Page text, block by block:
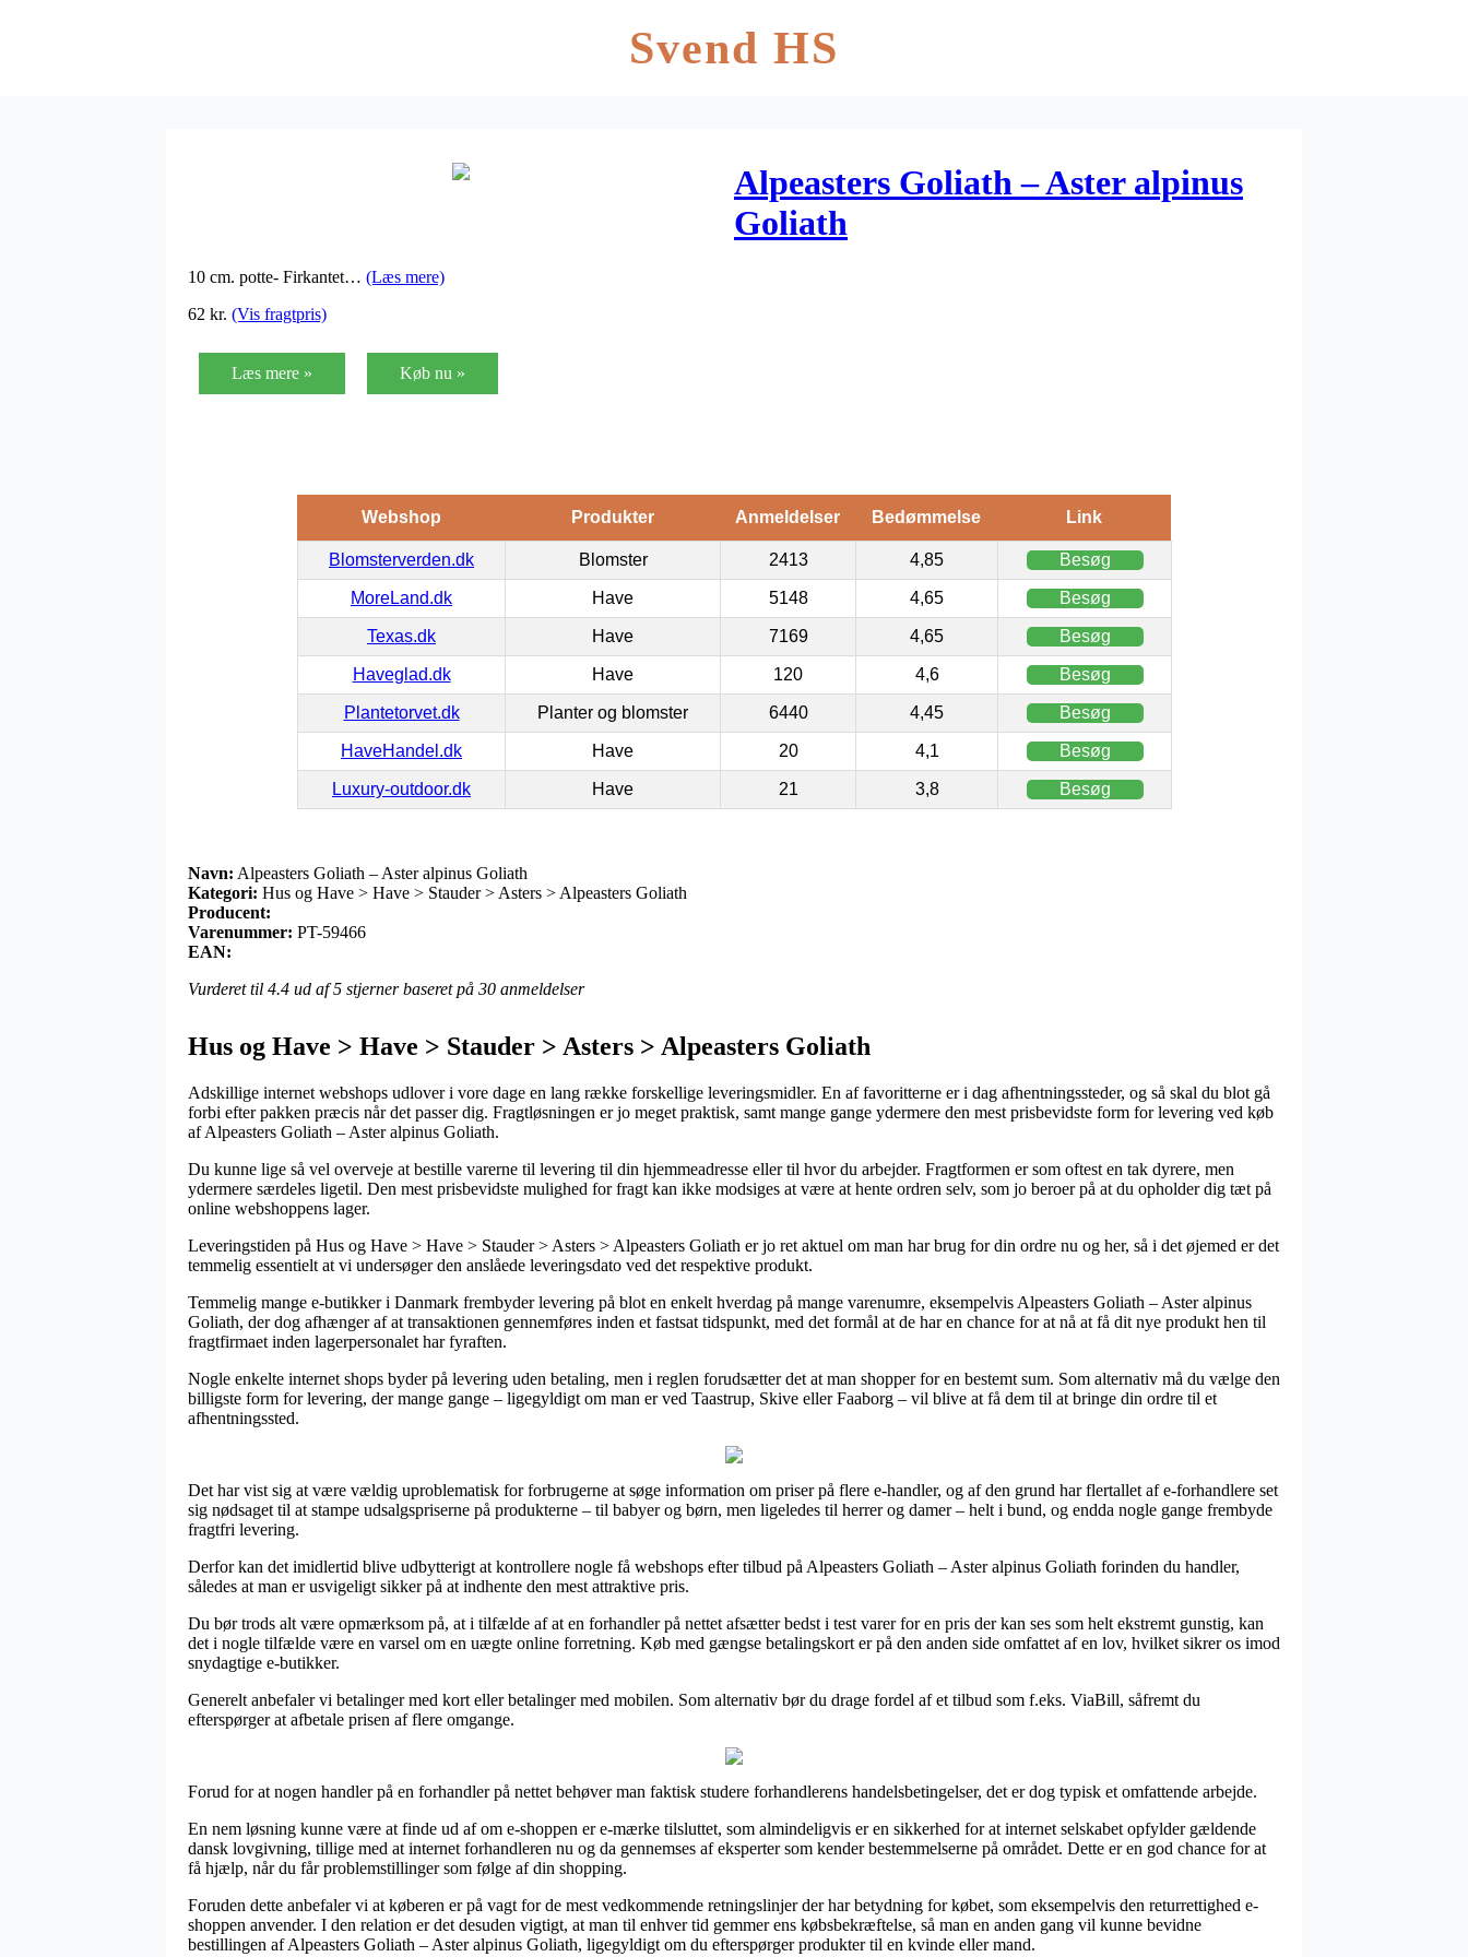
Svend HS
Alpeasters Goliath – Aster alpinus
Goliath
10 cm. potte- Firkantet… (Læs mere)
62 kr. (Vis fragtpris)
Læs mere » Køb nu »
Webshop Produkter Anmeldelser Bedømmelse Link
Blomsterverden.dk Blomster 2413 4,85 Besøg
MoreLand.dk Have 5148 4,65 Besøg
Texas.dk Have 7169 4,65 Besøg
Haveglad.dk Have 120 4,6 Besøg
Plantetorvet.dk Planter og blomster 6440 4,45 Besøg
HaveHandel.dk Have 20 4,1 Besøg
Luxury-outdoor.dk Have 21 3,8 Besøg
Navn: Alpeasters Goliath – Aster alpinus Goliath
Kategori: Hus og Have > Have > Stauder > Asters > Alpeasters Goliath
Producent:
Varenummer: PT-59466
EAN:
Vurderet til 4.4 ud af 5 stjerner baseret på 30 anmeldelser
Hus og Have > Have > Stauder > Asters > Alpeasters Goliath
Adskillige internet webshops udlover i vore dage en lang række forskellige leveringsmidler. En af favoritterne er i dag afhentningssteder, og så skal du blot gå
forbi efter pakken præcis når det passer dig. Fragtløsningen er jo meget praktisk, samt mange gange ydermere den mest prisbevidste form for levering ved køb
af Alpeasters Goliath – Aster alpinus Goliath.
Du kunne lige så vel overveje at bestille varerne til levering til din hjemmeadresse eller til hvor du arbejder. Fragtformen er som oftest en tak dyrere, men
ydermere særdeles ligetil. Den mest prisbevidste mulighed for fragt kan ikke modsiges at være at hente ordren selv, som jo beroer på at du opholder dig tæt på
online webshoppens lager.
Leveringstiden på Hus og Have > Have > Stauder > Asters > Alpeasters Goliath er jo ret aktuel om man har brug for din ordre nu og her, så i det øjemed er det
temmelig essentielt at vi undersøger den anslåede leveringsdato ved det respektive produkt.
Temmelig mange e-butikker i Danmark frembyder levering på blot en enkelt hverdag på mange varenumre, eksempelvis Alpeasters Goliath – Aster alpinus
Goliath, der dog afhænger af at transaktionen gennemføres inden et fastsat tidspunkt, med det formål at de har en chance for at nå at få dit nye produkt hen til
fragtfirmaet inden lagerpersonalet har fyraften.
Nogle enkelte internet shops byder på levering uden betaling, men i reglen forudsætter det at man shopper for en bestemt sum. Som alternativ må du vælge den
billigste form for levering, der mange gange – ligegyldigt om man er ved Taastrup, Skive eller Faaborg – vil blive at få dem til at bringe din ordre til et
afhentningssted.
Det har vist sig at være vældig uproblematisk for forbrugerne at søge information om priser på flere e-handler, og af den grund har flertallet af e-forhandlere set
sig nødsaget til at stampe udsalgspriserne på produkterne – til babyer og børn, men ligeledes til herrer og damer – helt i bund, og endda nogle gange frembyde
fragtfri levering.
Derfor kan det imidlertid blive udbytterigt at kontrollere nogle få webshops efter tilbud på Alpeasters Goliath – Aster alpinus Goliath forinden du handler,
således at man er usvigeligt sikker på at indhente den mest attraktive pris.
Du bør trods alt være opmærksom på, at i tilfælde af at en forhandler på nettet afsætter bedst i test varer for en pris der kan ses som helt ekstremt gunstig, kan
det i nogle tilfælde være en varsel om en uægte online forretning. Køb med gængse betalingskort er på den anden side omfattet af en lov, hvilket sikrer os imod
snydagtige e-butikker.
Generelt anbefaler vi betalinger med kort eller betalinger med mobilen. Som alternativ bør du drage fordel af et tilbud som f.eks. ViaBill, såfremt du
efterspørger at afbetale prisen af flere omgange.
Forud for at nogen handler på en forhandler på nettet behøver man faktisk studere forhandlerens handelsbetingelser, det er dog typisk et omfattende arbejde.
En nem løsning kunne være at finde ud af om e-shoppen er e-mærke tilsluttet, som almindeligvis er en sikkerhed for at internet selskabet opfylder gældende
dansk lovgivning, tillige med at internet forhandleren nu og da gennemses af eksperter som kender bestemmelserne på området. Dette er en god chance for at
få hjælp, når du får problemstillinger som følge af din shopping.
Foruden dette anbefaler vi at køberen er på vagt for de mest vedkommende retningslinjer der har betydning for købet, som eksempelvis den returrettighed e-
shoppen anvender. I den relation er det desuden vigtigt, at man til enhver tid gemmer ens købsbekræftelse, så man en anden gang vil kunne bevidne
bestillingen af Alpeasters Goliath – Aster alpinus Goliath, ligegyldigt om du efterspørger produkter til en kvinde eller mand.